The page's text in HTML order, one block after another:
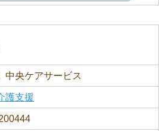
中央ケアサービス
護支援